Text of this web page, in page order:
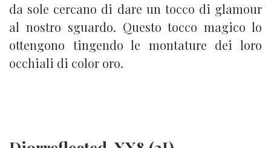
da sole cercano di dare un tocco di glamour
al nostro sguardo. Questo tocco magico lo
ottengono tingendo le montature dei loro
occhiali di color oro.